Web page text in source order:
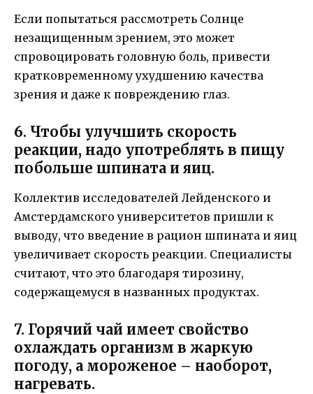
Если попытаться рассмотреть Солнце
незащищенным зрением, это может
спровоцировать головную боль, привести
кратковременному ухудшению качества
зрения и даже к повреждению глаз.
6. Чтобы улучшить скорость
реакции, надо употреблять в пищу
побольше шпината и яиц.
Коллектив исследователей Лейденского и
Амстердамского университетов пришли к
выводу, что введение в рацион шпината и яиц
увеличивает скорость реакции. Специалисты
считают, что это благодаря тирозину,
содержащемуся в названных продуктах.
7. Горячий чай имеет свойство
охлаждать организм в жаркую
погоду, а мороженое – наоборот,
нагревать.